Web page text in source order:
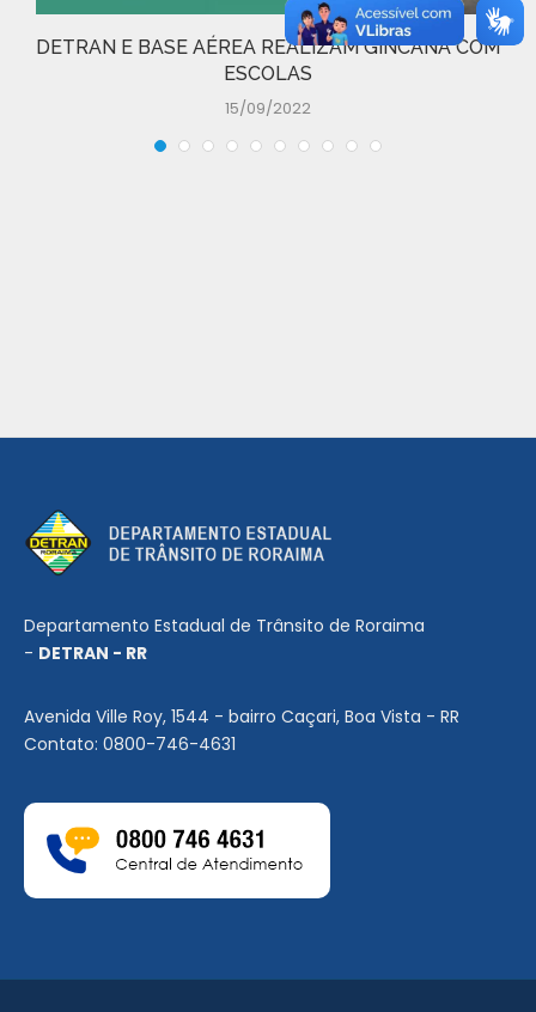
DETRAN E BASE AÉREA REALIZAM GINCANA COM
ESCOLAS
15/09/2022
Departamento Estadual de Trânsito de Roraima
- DETRAN - RR
Avenida Ville Roy, 1544 - bairro Caçari, Boa Vista - RR
Contato: 0800-746-4631